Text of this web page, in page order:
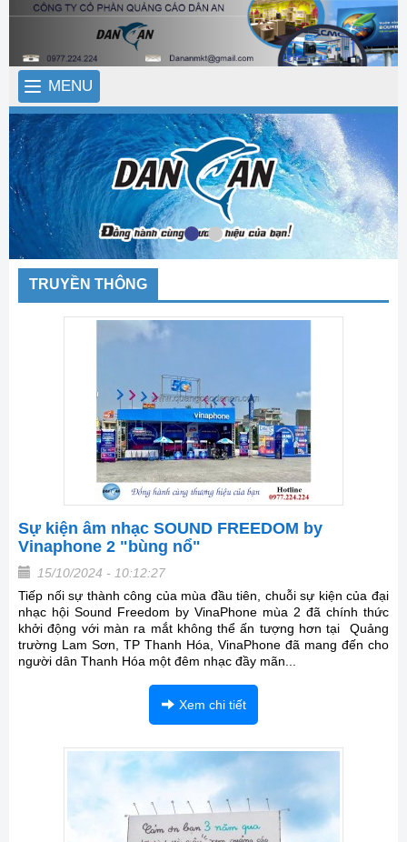
MENU
TRUYỀN THÔNG
Sự kiện âm nhạc SOUND FREEDOM by
Vinaphone 2 "bùng nổ"
15/10/2024 - 10:12:27
Tiếp nối sự thành công của mùa đầu tiên, chuỗi sự kiện của đại
nhạc hội Sound Freedom by VinaPhone mùa 2 đã chính thức
khởi động với màn ra mắt không thể ấn tượng hơn tại Quảng
trường Lam Sơn, TP Thanh Hóa, VinaPhone đã mang đến cho
người dân Thanh Hóa một đêm nhạc đầy mãn...
Xem chi tiết